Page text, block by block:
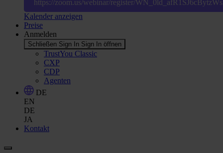
https://zoom.us/webinar/register/
Kalender anzeigen
Preise
Anmelden
Schließen Sign In Sign In öffnen
TrustYou Classic
CXP
CDP
Agenten
DE
EN
DE
JA
Kontakt